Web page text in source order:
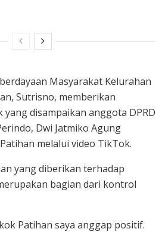
Masyarakat Kelurahan
Sutrisno, memberikan
disampaikan anggota DPRD
Dwi Jatmiko Agung
melalui video TikTok.
yang diberikan terhadap
bagian dari kontrol
Patihan saya anggap positif.